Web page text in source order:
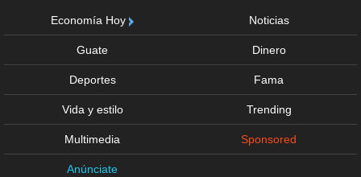
Economía Hoy Noticias
Guate Dinero
Deportes Fama
Vida y estilo Trending
Multimedia Sponsored
Anúnciate